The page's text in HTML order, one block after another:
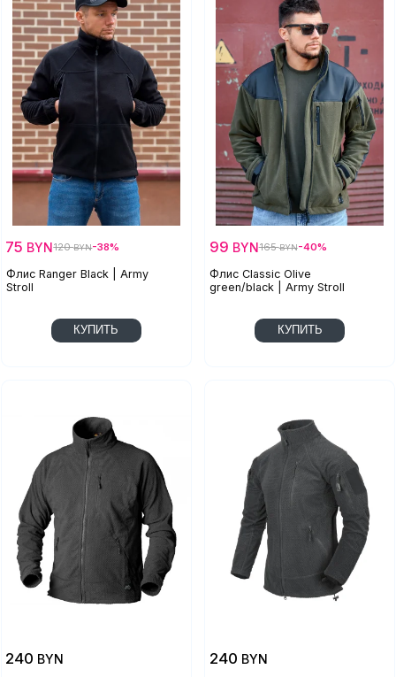
Флис Ranger Black | Army
Stroll
75 BYN120BYN-38%
КУПИТЬ
Флис Classic Olive
green/black | Army Stroll
99 BYN165BYN-40%
КУПИТЬ
240 BYN 240 BYN